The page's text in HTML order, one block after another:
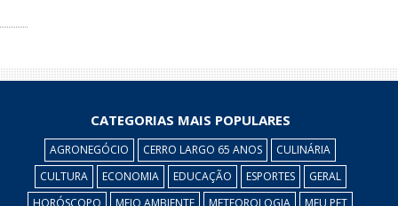
CATEGORIAS MAIS POPULARES
AGRONEGÓCIO CERRO LARGO 65 ANOS
CULINÁRIA
CULTURA
ECONOMIA EDUCAÇÃO ESPORTES
GERAL